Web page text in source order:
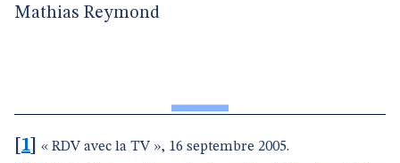
Mathias Reymond
1 « RDV avec la TV », 16 septembre 2005.